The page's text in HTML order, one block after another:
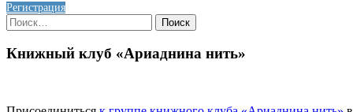
Регистрация
Найти:
Книжный клуб «Ариаднина нить»